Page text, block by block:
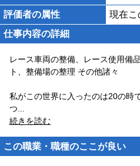
評価者の属性
現在こ
仕事内容の詳細
レース車両の整備、レース使用備
ト、整備場の整理 その他諸々
私がこの世界に入ったのは20の時
つ
続きを読む
この職業・職種のここが良い